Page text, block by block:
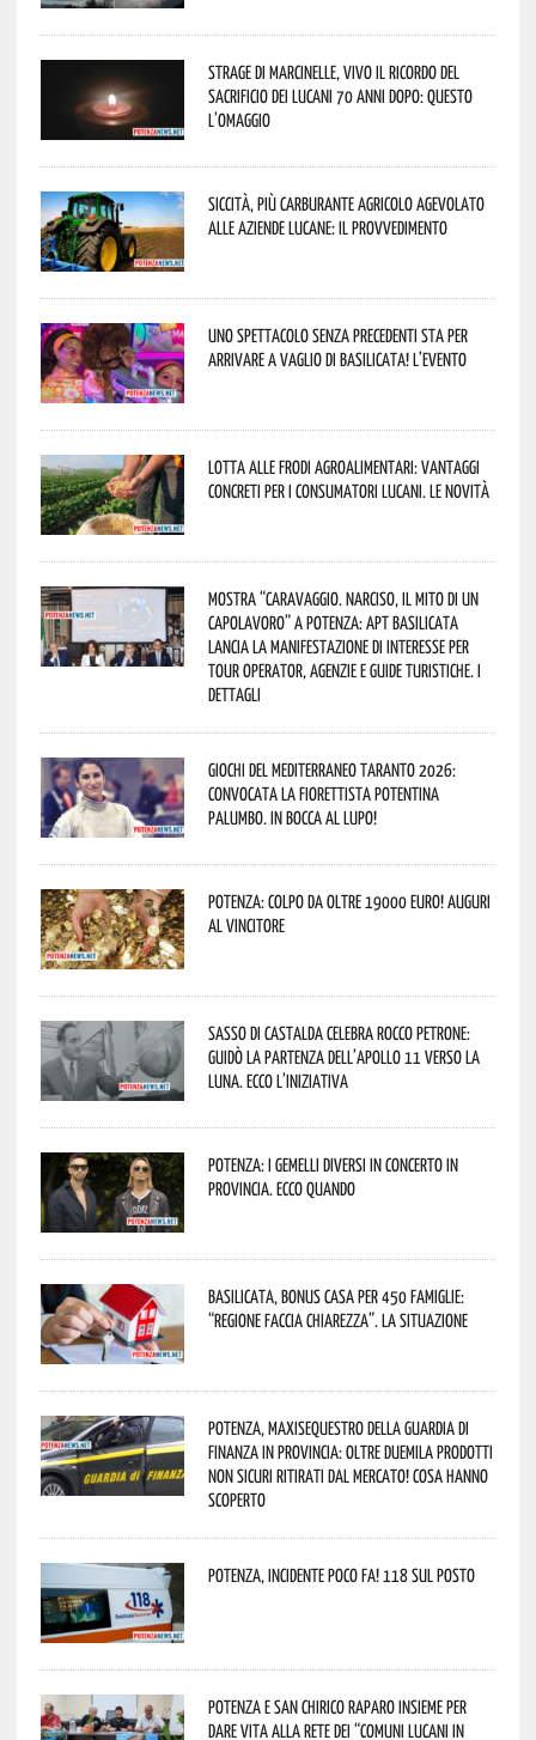
Strage di Marcinelle, vivo il ricordo del
sacrificio dei lucani 70 anni dopo: questo
l’omaggio
Siccità, più carburante agricolo agevolato
alle aziende lucane: il provvedimento
Uno spettacolo senza precedenti sta per
arrivare a Vaglio di Basilicata! L’evento
Lotta alle frodi agroalimentari: vantaggi
concreti per i consumatori lucani. Le novità
Mostra “Caravaggio. Narciso, il mito di un
capolavoro” a Potenza: APT Basilicata
lancia la manifestazione di interesse per
Tour Operator, Agenzie e Guide Turistiche. I
dettagli
Giochi del Mediterraneo Taranto 2026:
convocata la fiorettista potentina
Palumbo. In bocca al lupo!
Potenza: colpo da oltre 19000 Euro! Auguri
al vincitore
Sasso di Castalda celebra Rocco Petrone:
guidò la partenza dell’Apollo 11 verso la
Luna. Ecco l’iniziativa
Potenza: i Gemelli DiVersi in concerto in
provincia. Ecco quando
Basilicata, Bonus casa per 450 famiglie:
“Regione faccia chiarezza”. La situazione
Potenza, maxisequestro della Guardia di
Finanza in provincia: oltre duemila prodotti
non sicuri ritirati dal mercato! Cosa hanno
scoperto
Potenza, incidente poco fa! 118 sul posto
Potenza e San Chirico Raparo insieme per
dare vita alla rete dei “Comuni Lucani in